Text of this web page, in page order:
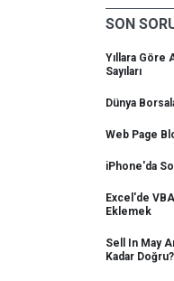
SON
Yıllara Göre
Sayıları
Dünya
Web Page
iPhone'da
Excel'de
Eklemek
Sell In May
Kadar Doğru?